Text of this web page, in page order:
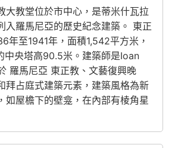
大教堂位於市中心，是蒂米什瓦拉
入羅馬尼亞的歷史紀念建築。 東正
年至1941年，面積1,542平方米，
中央塔高90.5米。建築師是Ioan
羅馬尼亞 東正教、文藝復興晚
拜占庭式建築元素，建築風格為新
如屋檐下的壁龛，在內部有棱角星